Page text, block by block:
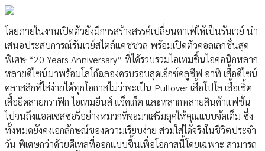
โดยภายในงานเปิดตัวยังมีการสร้างสรรค์เปลี่ยนคาเฟ่ให้เป็นรันเวย์ นำ
เสนอประสบการณ์รันเวย์สไตล์แคชชวล พร้อมเปิดตัวคอลเลกชั่นสุด
พิเศษ “20 Years Anniversary” ที่ได้รวบรวมไอเทมชิ้นไอคอนิกหลาก
หลายดีไซน์มาพร้อมโลโก้ฉลองครบรอบสุดเอ็กซ์คลูซีฟ อาทิ เสื้อดีไซน์
คลาสสิกที่ใส่ง่ายได้ทุกโอกาสไม่ว่าจะเป็น Pullover เสื้อโปโล เสื้อเชิ้ต
เสื้อยืดลายกราฟิก ไอเทมยีนส์ แจ็คเก็ต และหลากหลายสินค้าแฟชั่น
ไปจนถึงแอคเซสซอรี่อย่างหมวกที่จะมาเสริมลุคให้คุณแบบจัดเต็ม ซึ่ง
ทั้งหมดยังคงเอกลักษณ์ของความเรียบง่าย สวมใส่ได้จริงในชีวิตประจำ
วัน พิเศษกว่าด้วยดีเทลที่ออกแบบขึ้นเพื่อโอกาสนี้โดยเฉพาะ สามารถ